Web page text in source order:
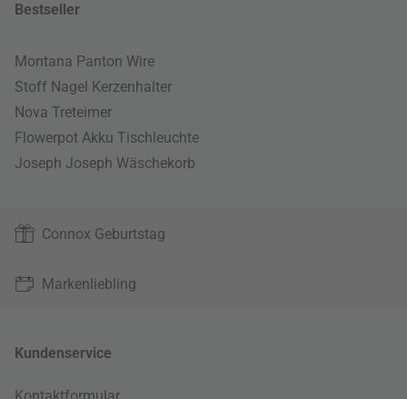
Bestseller
Montana Panton Wire
Stoff Nagel Kerzenhalter
Nova Treteimer
Flowerpot Akku Tischleuchte
Joseph Joseph Wäschekorb
Connox Geburtstag
Markenliebling
Kundenservice